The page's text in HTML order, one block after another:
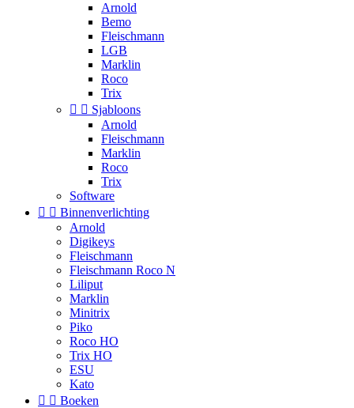
Arnold
Bemo
Fleischmann
LGB
Marklin
Roco
Trix
  Sjabloons
Arnold
Fleischmann
Marklin
Roco
Trix
Software
  Binnenverlichting
Arnold
Digikeys
Fleischmann
Fleischmann Roco N
Liliput
Marklin
Minitrix
Piko
Roco HO
Trix HO
ESU
Kato
  Boeken